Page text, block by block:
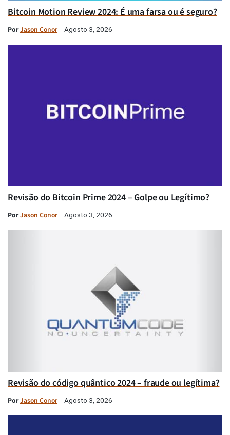
Bitcoin Motion Review 2024: É uma farsa ou é seguro?
PorJason Conor Agosto 3, 2026
Revisão do Bitcoin Prime 2024 – Golpe ou Legítimo?
PorJason Conor Agosto 3, 2026
Revisão do código quântico 2024 – fraude ou legítima?
PorJason Conor Agosto 3, 2026